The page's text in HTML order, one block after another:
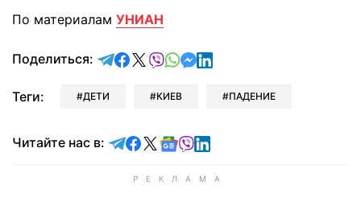
По материалам УНИАН
Поделиться: отправить в Telegram
поделиться в Facebook
поделиться в X
отправить в Viber
отправить в Whatsapp
отправить в Messenger
отправить в LinkedIn
Теги: ДЕТИ КИЕВ ПАДЕНИЕ
Читайте нас в: Читайте в Telegram
Читайте в Facebook
Читайте в X
Читайте в Google news
Читайте в Viber
Читайте в LinkedIn